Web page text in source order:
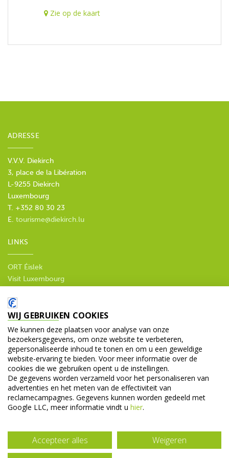
Zie op de kaart
ADRESSE
V.V.V. Diekirch
3, place de la Libération
L-9255 Diekirch
Luxembourg
T. +352 80 30 23
E. tourisme@diekirch.lu
LINKS
ORT Éislek
Visit Luxembourg
Privacy policy
SOCIALE MEDIA
© 2026 V.V.V. Diekirch. Alle rechten voorbehouden.
WIJ GEBRUIKEN COOKIES
We kunnen deze plaatsen voor analyse van onze
bezoekersgegevens, om onze website te verbeteren,
gepersonaliseerde inhoud te tonen en om u een geweldige
website-ervaring te bieden. Voor meer informatie over de
cookies die we gebruiken opent u de instellingen.
De gegevens worden verzameld voor het personaliseren van
advertenties en het meten van de effectiviteit van
reclamecampagnes. Gegevens kunnen worden gedeeld met
Google LLC, meer informatie vindt u hier.
Accepteer alles
Weigeren